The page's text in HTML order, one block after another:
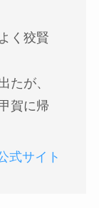
く狡賢
たが、
賀に帰
式サイト